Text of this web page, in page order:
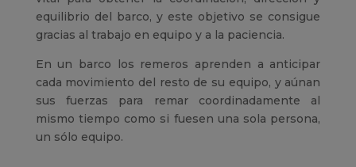
equilibrio del barco, y este objetivo se consigue
gracias al trabajo en equipo y a la paciencia.
En un barco los remeros aprenden a anticipar
cada movimiento del resto de su equipo, y aúnan
sus fuerzas para remar coordinadamente al
mismo tiempo como si fuesen una sola persona,
un sólo equipo.